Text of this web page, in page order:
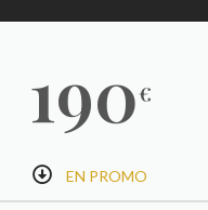
190€
EN PROMO